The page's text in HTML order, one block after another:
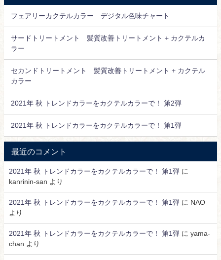
フェアリーカクテルカラー デジタル色味チャート
サードトリートメント 髪質改善トリートメント + カクテルカ
ラー
セカンドトリートメント 髪質改善トリートメント + カクテル
カラー
2021年 秋 トレンドカラーをカクテルカラーで！ 第2弾
2021年 秋 トレンドカラーをカクテルカラーで！ 第1弾
最近のコメント
2021年 秋 トレンドカラーをカクテルカラーで！ 第1弾 に
kanrinin-san より
2021年 秋 トレンドカラーをカクテルカラーで！ 第1弾 に NAO
より
2021年 秋 トレンドカラーをカクテルカラーで！ 第1弾 に yama-
chan より